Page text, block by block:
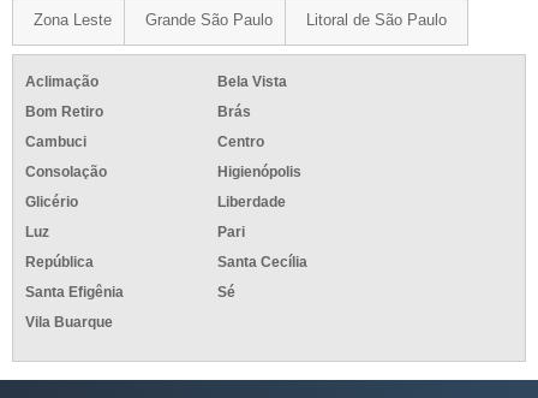
Zona Leste Grande São Paulo Litoral de São Paulo
Aclimação
Bela Vista
Bom Retiro
Brás
Cambuci
Centro
Consolação
Higienópolis
Glicério
Liberdade
Luz
Pari
República
Santa Cecília
Santa Efigênia
Sé
Vila Buarque